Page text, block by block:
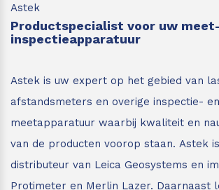
Astek
Productspecialist voor uw
inspectieapparatuur
Astek is uw expert op het gebied van
afstandsmeters en overige inspectie- en
meetapparatuur waarbij kwaliteit en
van de producten voorop staan. Astek
distributeur van Leica Geosystems en
Protimeter en Merlin Lazer. Daarnaast